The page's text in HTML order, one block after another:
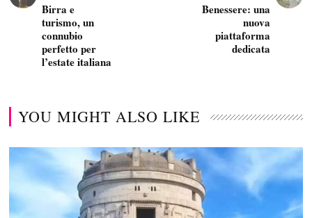
Birra e
turismo, un
connubio
perfetto per
l’estate italiana
Benessere: una
nuova
piattaforma
dedicata
YOU MIGHT ALSO LIKE